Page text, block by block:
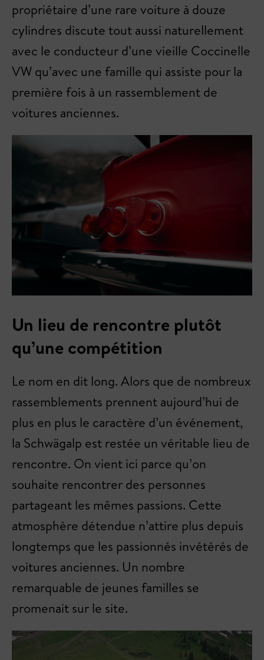
propriétaire d’une rare voiture à douze
cylindres discute tout aussi naturellement
avec le conducteur d’une vieille Coccinelle
VW qu’avec une famille qui assiste pour la
première fois à un rassemblement de
voitures anciennes.
Un lieu de rencontre plutôt
qu’une compétition
Le nom en dit long. Alors que de nombreux
rassemblements prennent aujourd’hui de
plus en plus le caractère d’un événement,
la Schwägalp est restée un véritable lieu de
rencontre. On vient ici parce qu’on
souhaite rencontrer des personnes
partageant les mêmes passions. Cette
atmosphère détendue n’attire plus depuis
longtemps que les passionnés invétérés de
voitures anciennes. Un nombre
remarquable de jeunes familles se
promenait sur le site.